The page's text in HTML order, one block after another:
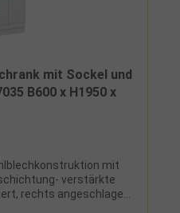
mit Sockel und
B600 x H1950 x
mit
verstärkte
rechts angeschlagen,